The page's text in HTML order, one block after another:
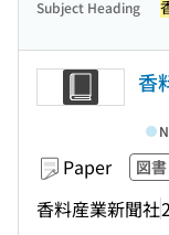
Subject Heading
香
Paper 図書
香料産業新聞社